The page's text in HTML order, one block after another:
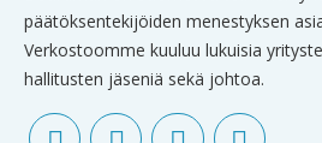
päätöksentekijöiden menestyksen
Verkostoomme kuuluu lukuisia
hallitusten jäseniä sekä johtoa.